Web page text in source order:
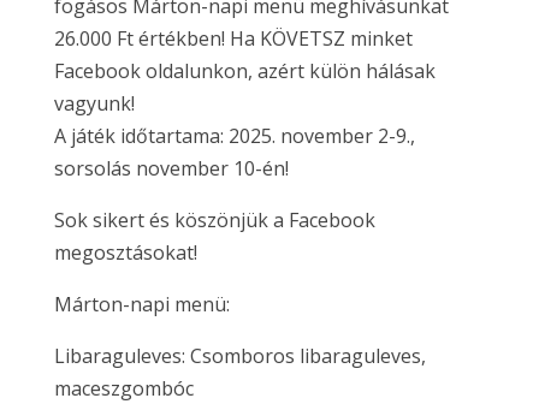
fogásos Márton-napi menü meghívásunkat
26.000 Ft értékben! Ha KÖVETSZ minket
Facebook oldalunkon, azért külön hálásak
vagyunk!
A játék időtartama: 2025. november 2-9.,
sorsolás november 10-én!
Sok sikert és köszönjük a Facebook
megosztásokat!
Márton-napi menü:
Libaraguleves: Csomboros libaraguleves,
maceszgombóc